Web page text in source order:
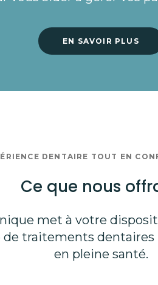
EN SAVOIR PLUS
DENTAIRE TOUT EN
Ce que nous
met à votre
traitements dentaires
en pleine santé.